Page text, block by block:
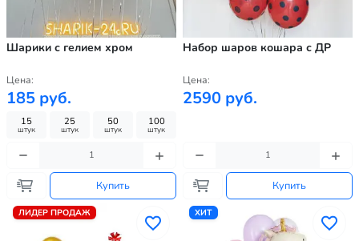
Шарики с гелием хром
Цена:
185 руб.
15
штук
25
штук
50
штук
100
штук
Купить
Набор шаров кошара с ДР
Цена:
2590 руб.
Купить
ЛИДЕР ПРОДАЖ ХИТ